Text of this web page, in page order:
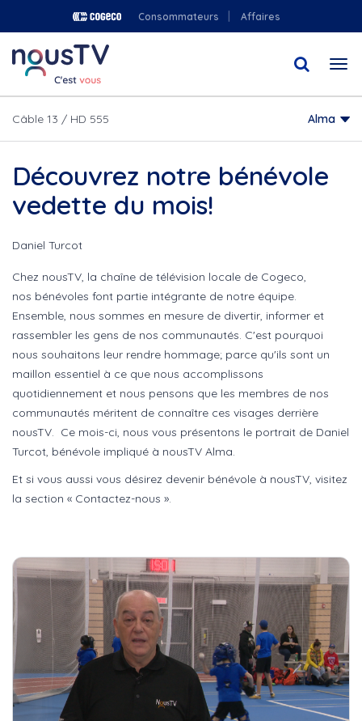
au
contenu
principal
Consommateurs Affaires
Câble 13 / HD 555 Alma
Découvrez notre bénévole
vedette du mois!
Daniel Turcot
Chez nousTV, la chaîne de télévision locale de Cogeco,
nos bénévoles font partie intégrante de notre équipe.
Ensemble, nous sommes en mesure de divertir, informer et
rassembler les gens de nos communautés. C'est pourquoi
nous souhaitons leur rendre hommage; parce qu'ils sont un
maillon essentiel à ce que nous accomplissons
quotidiennement et nous pensons que les membres de nos
communautés méritent de connaître ces visages derrière
nousTV. Ce mois-ci, nous vous présentons le portrait de Daniel
Turcot, bénévole impliqué à nousTV Alma.
Et si vous aussi vous désirez devenir bénévole à nousTV, visitez
la section « Contactez-nous ».